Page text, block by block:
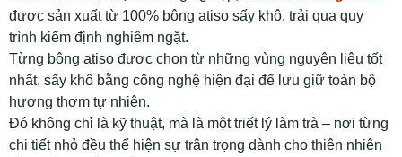
được sản xuất từ 100% bông atiso sấy khô, trải qua quy
trình kiểm định nghiêm ngặt.
Từng bông atiso được chọn từ những vùng nguyên liệu tốt
nhất, sấy khô bằng công nghệ hiện đại để lưu giữ toàn bộ
hương thơm tự nhiên.
Đó không chỉ là kỹ thuật, mà là một triết lý làm trà – nơi từng
chi tiết nhỏ đều thể hiện sự trân trọng dành cho thiên nhiên